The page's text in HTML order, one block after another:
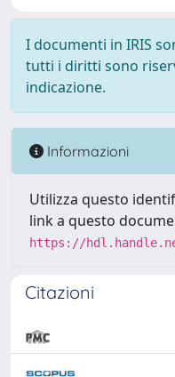
I documenti in IRIS
tutti i diritti sono
indicazione.
Informazioni
Utilizza questo
link a questo
https://
Citazioni